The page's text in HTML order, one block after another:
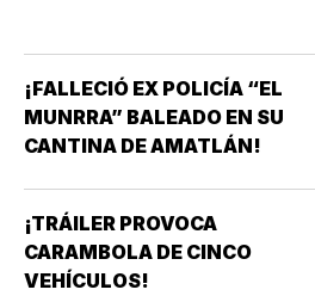
¡FALLECIÓ EX POLICÍA “EL
MUNRRA” BALEADO EN SU
CANTINA DE AMATLÁN!
¡TRÁILER PROVOCA
CARAMBOLA DE CINCO
VEHÍCULOS!